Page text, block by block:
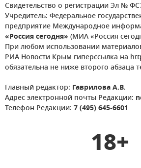
Свидетельство о регистрации Эл №
Учредитель: Федеральное
предприятие Международное
«Россия сегодня» (МИА «Россия
При любом использовании
РИА Новости Крым гиперссылка на
обязательна не ниже второго абзаца
Главный редактор: Гаврилова А.В.
Адрес электронной почты Редакции:
Телефон Редакции: 7 (495) 645-6601
18+